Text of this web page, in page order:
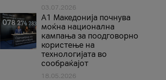
03.07.2026
A1 Македонија почнува
моќна национална
кампања за поодговорно
користење на
технологијата во
сообраќајот
18.05.2026